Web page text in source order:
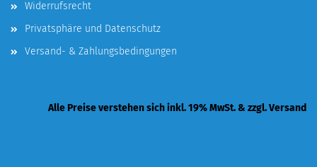
Widerrufsrecht
Privatsphäre und Datenschutz
Versand- & Zahlungsbedingungen
Alle Preise verstehen sich inkl. 19% MwSt. & zzgl. Versand